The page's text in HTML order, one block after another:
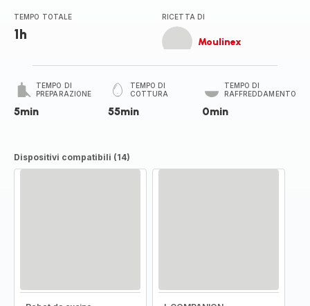
TEMPO TOTALE
1h
RICETTA DI
Moulinex
TEMPO DI
PREPARAZIONE
5min
TEMPO DI
COTTURA
55min
TEMPO DI
RAFFREDDAMENTO
0min
Dispositivi compatibili (14)